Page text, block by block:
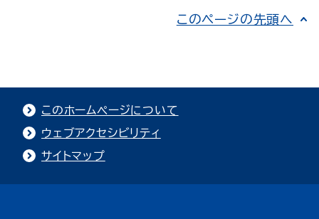
このページの先頭へ
このホームページについて
ウェブアクセシビリティ
サイトマップ